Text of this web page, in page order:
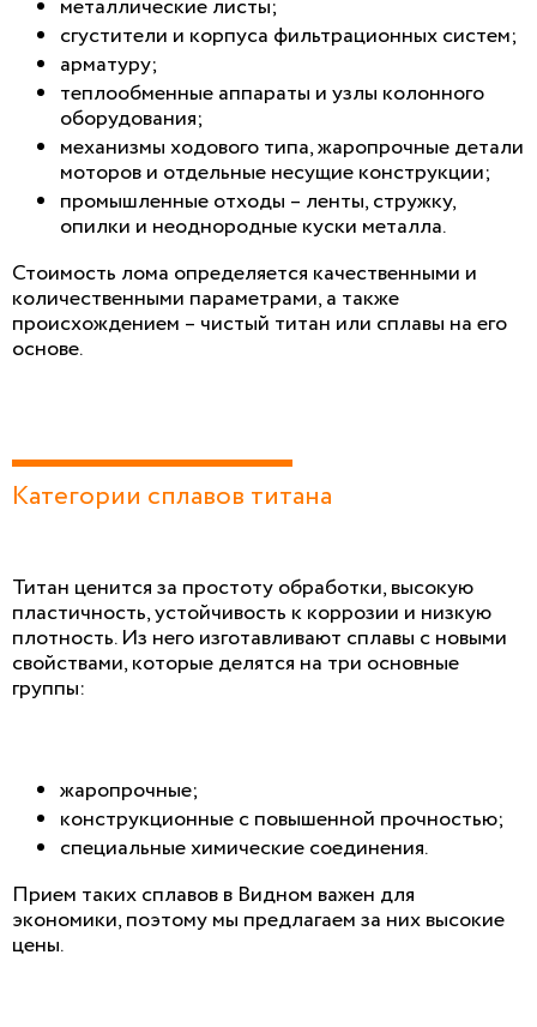
металлические листы;
сгустители и корпуса фильтрационных систем;
арматуру;
теплообменные аппараты и узлы колонного
оборудования;
механизмы ходового типа, жаропрочные детали
моторов и отдельные несущие конструкции;
промышленные отходы – ленты, стружку,
опилки и неоднородные куски металла.
Стоимость лома определяется качественными и
количественными параметрами, а также
происхождением – чистый титан или сплавы на его
основе.
Категории сплавов титана
Титан ценится за простоту обработки, высокую
пластичность, устойчивость к коррозии и низкую
плотность. Из него изготавливают сплавы с новыми
свойствами, которые делятся на три основные
группы:
жаропрочные;
конструкционные с повышенной прочностью;
специальные химические соединения.
Прием таких сплавов в Видном важен для
экономики, поэтому мы предлагаем за них высокие
цены.